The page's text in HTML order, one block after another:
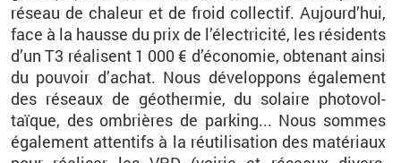
ré­seau de cha­leur et de froid col­lec­tif. Au­jour­d’hui,
face à la hausse du prix de l’élec­tri­cité, les ré­si­dents
d’un T3 réa­lisent 1 000 € d’éco­no­mie, ob­te­nant ainsi
du pou­voir d’achat. Nous dé­ve­lop­pons éga­le­ment
des ré­seaux de géo­ther­mie, du so­laire pho­to­vol­
taïque, des om­brières de par­king... Nous sommes
éga­le­ment at­ten­tifs à la réuti­li­sa­tion des ma­té­riaux